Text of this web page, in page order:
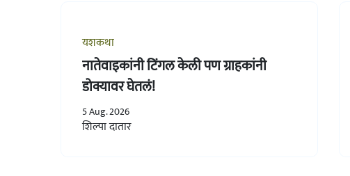
यशकथा
नातेवाइकांनी टिंगल केली पण ग्राहकांनी
डोक्यावर घेतलं!
5 Aug. 2026
शिल्पा दातार